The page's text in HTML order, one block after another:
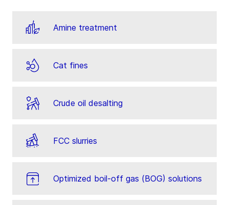
Amine treatment
Cat fines
Crude oil desalting
FCC slurries
Optimized boil-off gas (BOG) solutions